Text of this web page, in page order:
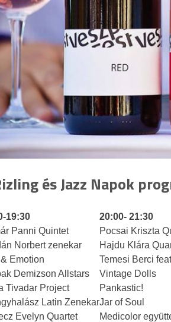
és Jazz Napok
19:30 20:00- 21:30
Panni Quintet Pocsai Kriszta
Norbert zenekar Hajdu Klára
Emotion Temesi Berci
Demizson Allstars Vintage Dolls
Tivadar Project Pankastic!
Latin ZenekarJar of Soul
Evelyn Quartet Medicolor